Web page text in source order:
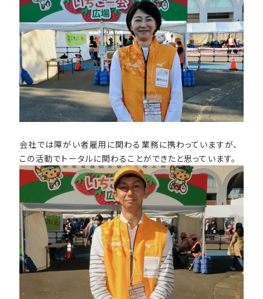
会社では障がい者雇用に関わる業務に携わっていますが、
この活動でトータルに関わることができたと思っています。